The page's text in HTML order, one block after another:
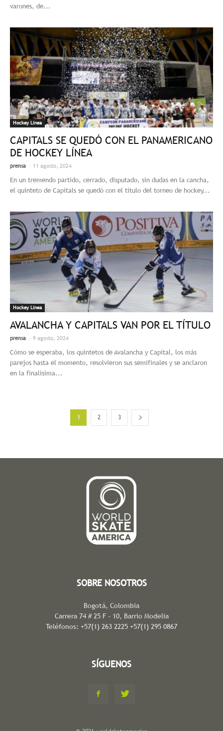
varones, de...
Hockey Linea
CAPITALS SE QUEDÓ CON EL PANAMERICANO
DE HOCKEY LÍNEA
prensa - 11 agosto, 2024
En un tremendo partido, cerrado, disputado, sin dudas en la cancha,
el quinteto de Capitals se quedó con el título del torneo de hockey...
Hockey Linea
AVALANCHA Y CAPITALS VAN POR EL TÍTULO
prensa - 9 agosto, 2024
Cómo se esperaba, los quintetos de Avalancha y Capital, los más
parejos hasta el momento, resolvieron sus semifinales y se anclaron
en la finalísima...
1 2 3
SOBRE NOSOTROS
Bogotá, Colombia
Carrera 74 # 25 F - 10, Barrio Modelia
Teléfonos: +57(1) 263 2225 +57(1) 295 0867
SÍGUENOS